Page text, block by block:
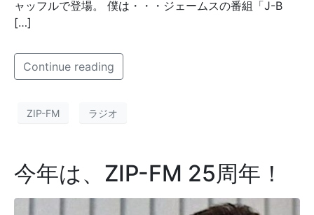
ャッフルで登場。 僕は・・・ジェームスの番組「J-B
[…]
Continue reading
ZIP-FM ラジオ
今年は、ZIP-FM 25周年！